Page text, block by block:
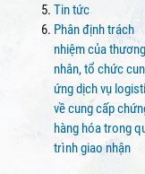
Tin tức
Phân định trách
nhiệm của thương
nhân, tổ chức
ứng dịch vụ
về cung cấp
hàng hóa trong
trình giao nhận